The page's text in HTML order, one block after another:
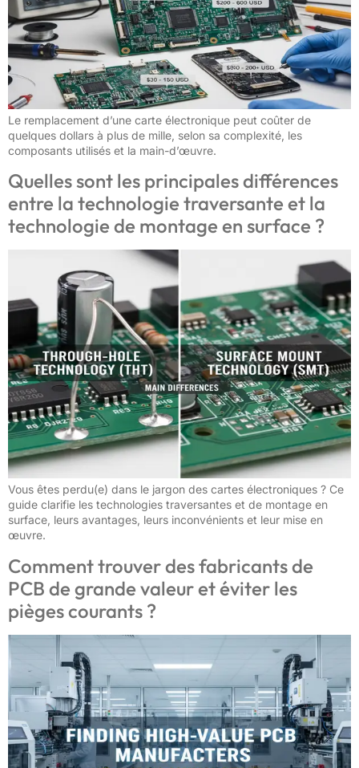
Le remplacement d’une carte électronique peut coûter de
quelques dollars à plus de mille, selon sa complexité, les
composants utilisés et la main-d’œuvre.
Quelles sont les principales différences
entre la technologie traversante et la
technologie de montage en surface ?
Vous êtes perdu(e) dans le jargon des cartes électroniques ? Ce
guide clarifie les technologies traversantes et de montage en
surface, leurs avantages, leurs inconvénients et leur mise en
œuvre.
Comment trouver des fabricants de
PCB de grande valeur et éviter les
pièges courants ?